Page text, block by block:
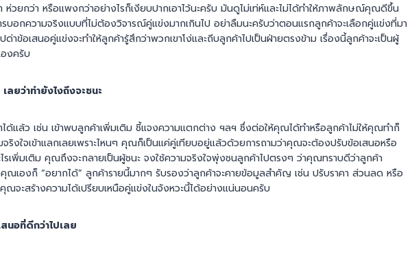
วยกว่า หรือแพงกว่าอย่างไรก็เงียบปากเอาไว้นะครับ มันดูไม่เท่ห์และไม่ได้ทำให้ภาพลักษณ์คุณดีขึ้น
อกความจริงแบบที่ไม่ต้องวิจารณ์คู่แข่งมากเกินไป อย่าลืมนะครับว่าตอนแรกลูกค้าจะเลือกคู่แข่งที่มา
ข้อเสนอคู่แข่งจะทำให้ลูกค้ารู้สึกว่าพวกเขาโง่และถีบลูกค้าไปเป็นฝ่ายตรงข้าม เรื่องนี้ลูกค้าจะเป็นผู้
งครับ
ลยว่าทำยังไงถึงจะชนะ
ได้แล้ว เช่น เข้าพบลูกค้าเพิ่มเติม ชี้แจงความแตกต่าง ฯลฯ ซึ่งต่อให้คุณได้ทำหรือลูกค้าไม่ให้คุณทำก็
ริงใจเข้าแลกเลยเพราะไหนๆ คุณก็เป็นแค่คู่เทียบอยู่แล้วด้วยการถามว่าคุณจะต้องปรับข้อเสนอหรือ
รเพิ่มเติม คุณถึงจะกลายเป็นผู้ชนะ จงใช้ความจริงใจพุ่งชนลูกค้าไปตรงๆ ว่าคุณทราบดีว่าลูกค้า
ณเองก็ “อยากได้” ลูกค้ารายนี้มากๆ รับรองว่าลูกค้าจะคายข้อมูลสำคัญ เช่น ปรับราคา ส่วนลด หรือ
ณจะสร้างความได้เปรียบเหนือคู่แข่งในจังหวะนี้ได้อย่างแน่นอนครับ
นอที่ดีกว่าไปเลย